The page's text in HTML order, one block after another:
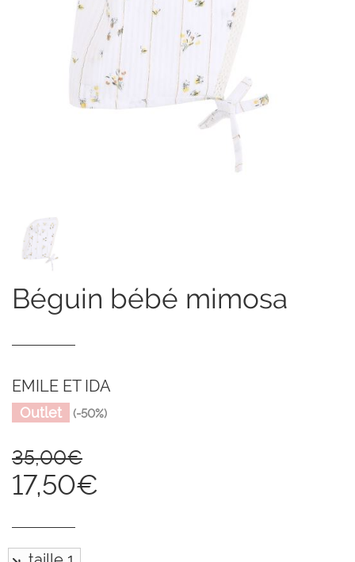
béguin bébé mimosa
EMILE ET IDA
Outlet (-50%)
35,00€
17,50€